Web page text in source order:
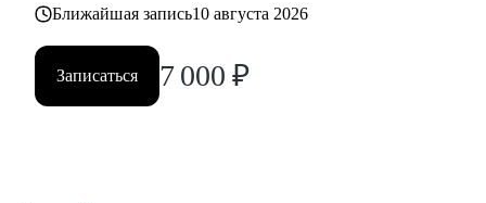
Ближайшая запись10 августа 2026
Записаться 7 000 ₽